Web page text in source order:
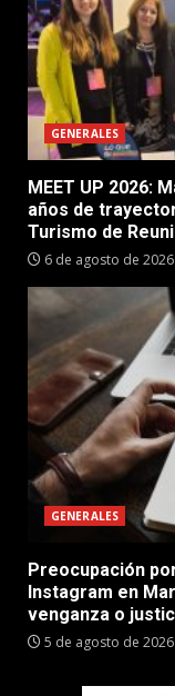
GENERALES
MEET UP 2026:
años de
Turismo de
6 de agosto de 2026
GENERALES
Preocupación
Instagram en
venganza o
5 de agosto de 2026